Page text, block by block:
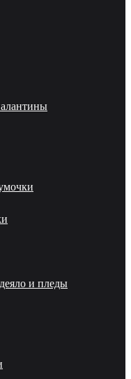
и пледы